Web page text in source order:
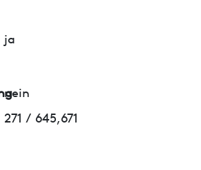
ja
nein
271 / 645,671